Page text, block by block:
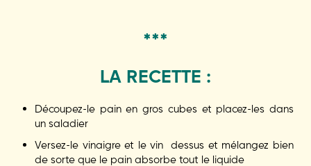
***
LA RECETTE :
Découpez-le pain en gros cubes et placez-les dans
un saladier
Versez-le vinaigre et le vin dessus et mélangez bien
de sorte que le pain absorbe tout le liquide